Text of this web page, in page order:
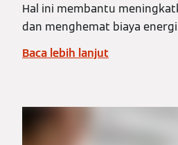
Hal ini membantu
dan menghemat biaya
Baca lebih lanjut